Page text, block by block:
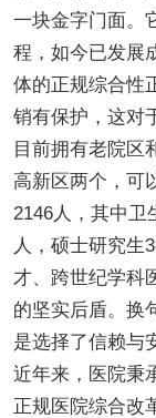
一块金字门面。
程，如今已发展
体的正规综合性
销有保护，这对
目前拥有老院区
高新区两个，可
2146人，其中卫
人，硕士研究生
才、跨世纪学科
的坚实后盾。换
是选择了信赖与
近年来，医院秉
正规医院综合改